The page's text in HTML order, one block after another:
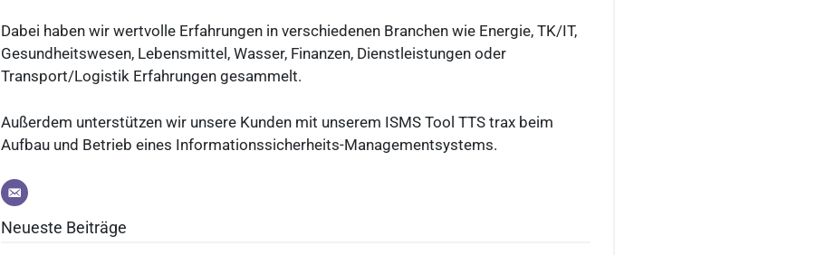
Dabei haben wir wertvolle Erfahrungen in verschiedenen Branchen wie Energie, TK/IT,
Gesundheitswesen, Lebensmittel, Wasser, Finanzen, Dienstleistungen oder
Transport/Logistik Erfahrungen gesammelt.
Außerdem unterstützen wir unsere Kunden mit unserem ISMS Tool TTS trax beim
Aufbau und Betrieb eines Informationssicherheits-Managementsystems.
Neueste Beiträge